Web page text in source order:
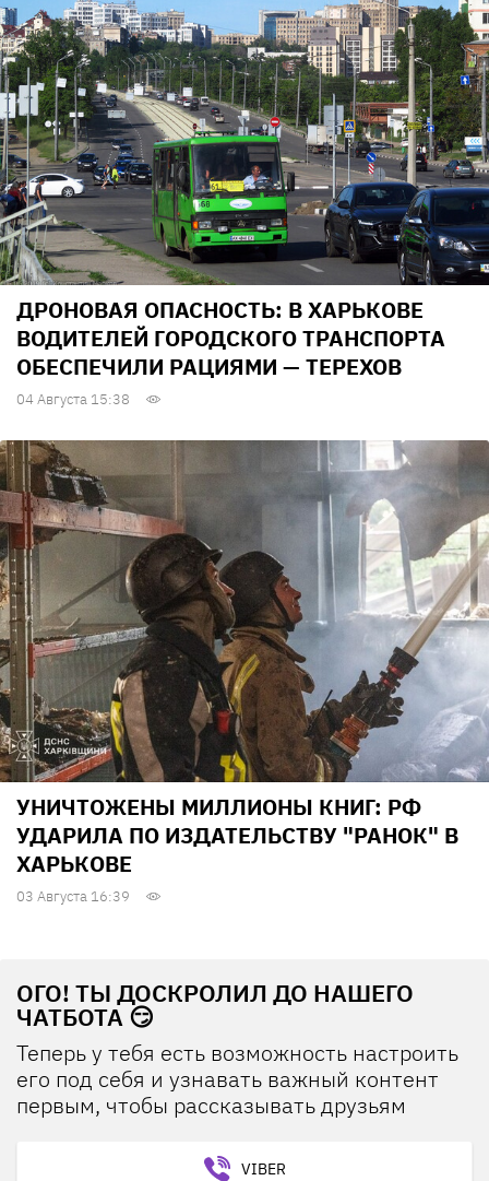
ДРОНОВАЯ ОПАСНОСТЬ: В ХАРЬКОВЕ
ВОДИТЕЛЕЙ ГОРОДСКОГО ТРАНСПОРТА
ОБЕСПЕЧИЛИ РАЦИЯМИ — ТЕРЕХОВ
04 Августа 15:38
УНИЧТОЖЕНЫ МИЛЛИОНЫ КНИГ: РФ
УДАРИЛА ПО ИЗДАТЕЛЬСТВУ "РАНОК" В
ХАРЬКОВЕ
03 Августа 16:39
ОГО! ТЫ ДОСКРОЛИЛ ДО НАШЕГО
ЧАТБОТА 😏
Теперь у тебя есть возможность настроить
его под себя и узнавать важный контент
первым, чтобы рассказывать друзьям
VIBER